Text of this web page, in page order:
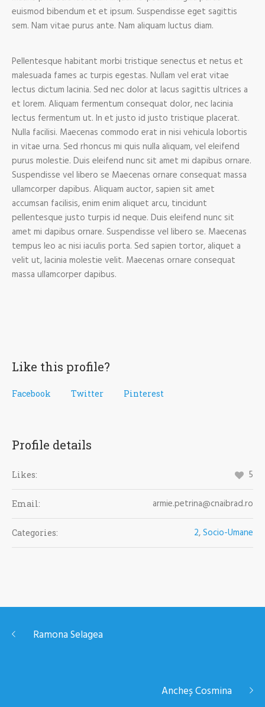
euismod bibendum et et ipsum. Suspendisse eget sagittis
sem. Nam vitae purus ante. Nam aliquam luctus diam.
Pellentesque habitant morbi tristique senectus et netus et
malesuada fames ac turpis egestas. Nullam vel erat vitae
lectus dictum lacinia. Sed nec dolor at lacus sagittis ultrices a
et lorem. Aliquam fermentum consequat dolor, nec lacinia
lectus fermentum ut. In et justo id justo tristique placerat.
Nulla facilisi. Maecenas commodo erat in nisi vehicula lobortis
in vitae urna. Sed rhoncus mi quis nulla aliquam, vel eleifend
purus molestie. Duis eleifend nunc sit amet mi dapibus ornare.
Suspendisse vel libero se Maecenas ornare consequat massa
ullamcorper dapibus. Aliquam auctor, sapien sit amet
accumsan facilisis, enim enim aliquet arcu, tincidunt
pellentesque justo turpis id neque. Duis eleifend nunc sit
amet mi dapibus ornare. Suspendisse vel libero se. Maecenas
tempus leo ac nisi iaculis porta. Sed sapien tortor, aliquet a
velit ut, lacinia molestie velit. Maecenas ornare consequat
massa ullamcorper dapibus.
Like this profile?
Facebook Twitter Pinterest
Profile details
Likes: 5
Email: armie.petrina@cnaibrad.ro
Categories: 2,Socio-Umane
Ramona Selagea
Ancheș Cosmina